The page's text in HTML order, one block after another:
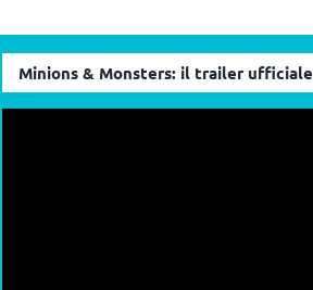
Minions & Monsters: il trailer ufficiale